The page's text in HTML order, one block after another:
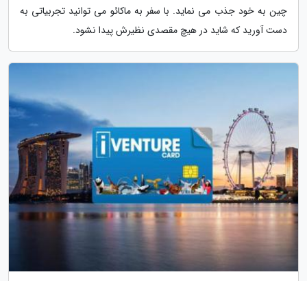
چین به خود جذب می نماید. با سفر به ماکائو می توانید تجربیاتی به
دست آورید که شاید در هیچ مقصدی نظیرش پیدا نشود.